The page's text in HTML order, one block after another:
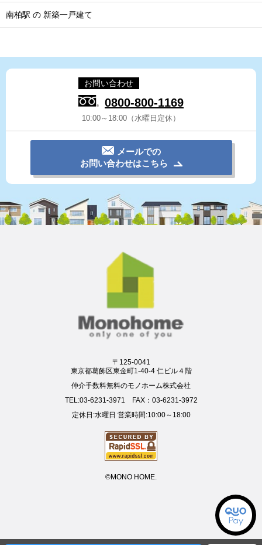
南柏駅 の 新築一戸建て
お問い合わせ
0800-800-1169
10:00～18:00（水曜日定休）
メールでの
お問い合わせはこちら
〒125-0041
東京都葛飾区東金町1-40-4 仁ビル４階
仲介手数料無料のモノホーム株式会社
TEL:03-6231-3971 FAX：03-6231-3972
定休日:水曜日 営業時間:10:00～18:00
©MONO HOME.